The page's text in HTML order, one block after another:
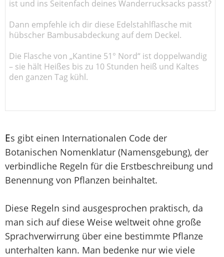
ist und ins Seitenfach deines Wanderrucksacks passt?
Dann empfehle ich dir diese Edelstahlflasche mit
hübscher Bambusabdeckung auf dem Deckel.
Die Flasche von „Kantine 51° Nord“ ist doppelwandig
– sie hält Heißes bis zu 10 Stunden heiß und Kaltes
den ganzen Tag kühl.
Es gibt einen Internationalen Code der
Botanischen Nomenklatur (Namensgebung), der
verbindliche Regeln für die Erstbeschreibung und
Benennung von Pflanzen beinhaltet.
Diese Regeln sind ausgesprochen praktisch, da
man sich auf diese Weise weltweit ohne große
Sprachverwirrung über eine bestimmte Pflanze
unterhalten kann. Man bedenke nur wie viele